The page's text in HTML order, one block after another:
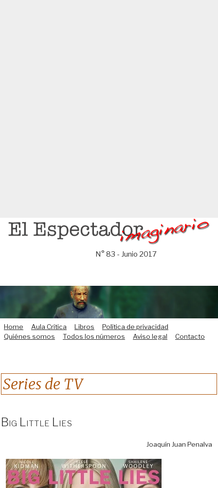
Saltar
N° 83 - Junio 2017
Home Aula Crítica Libros
Política de privacidad
Quiénes somos
Todos los números Aviso legal Contacto
Series de TV
Big Little Lies
Joaquín Juan Penalva